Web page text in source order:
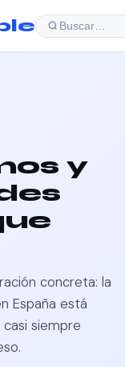
Buscar…
y
concreta: la
España está
siempre